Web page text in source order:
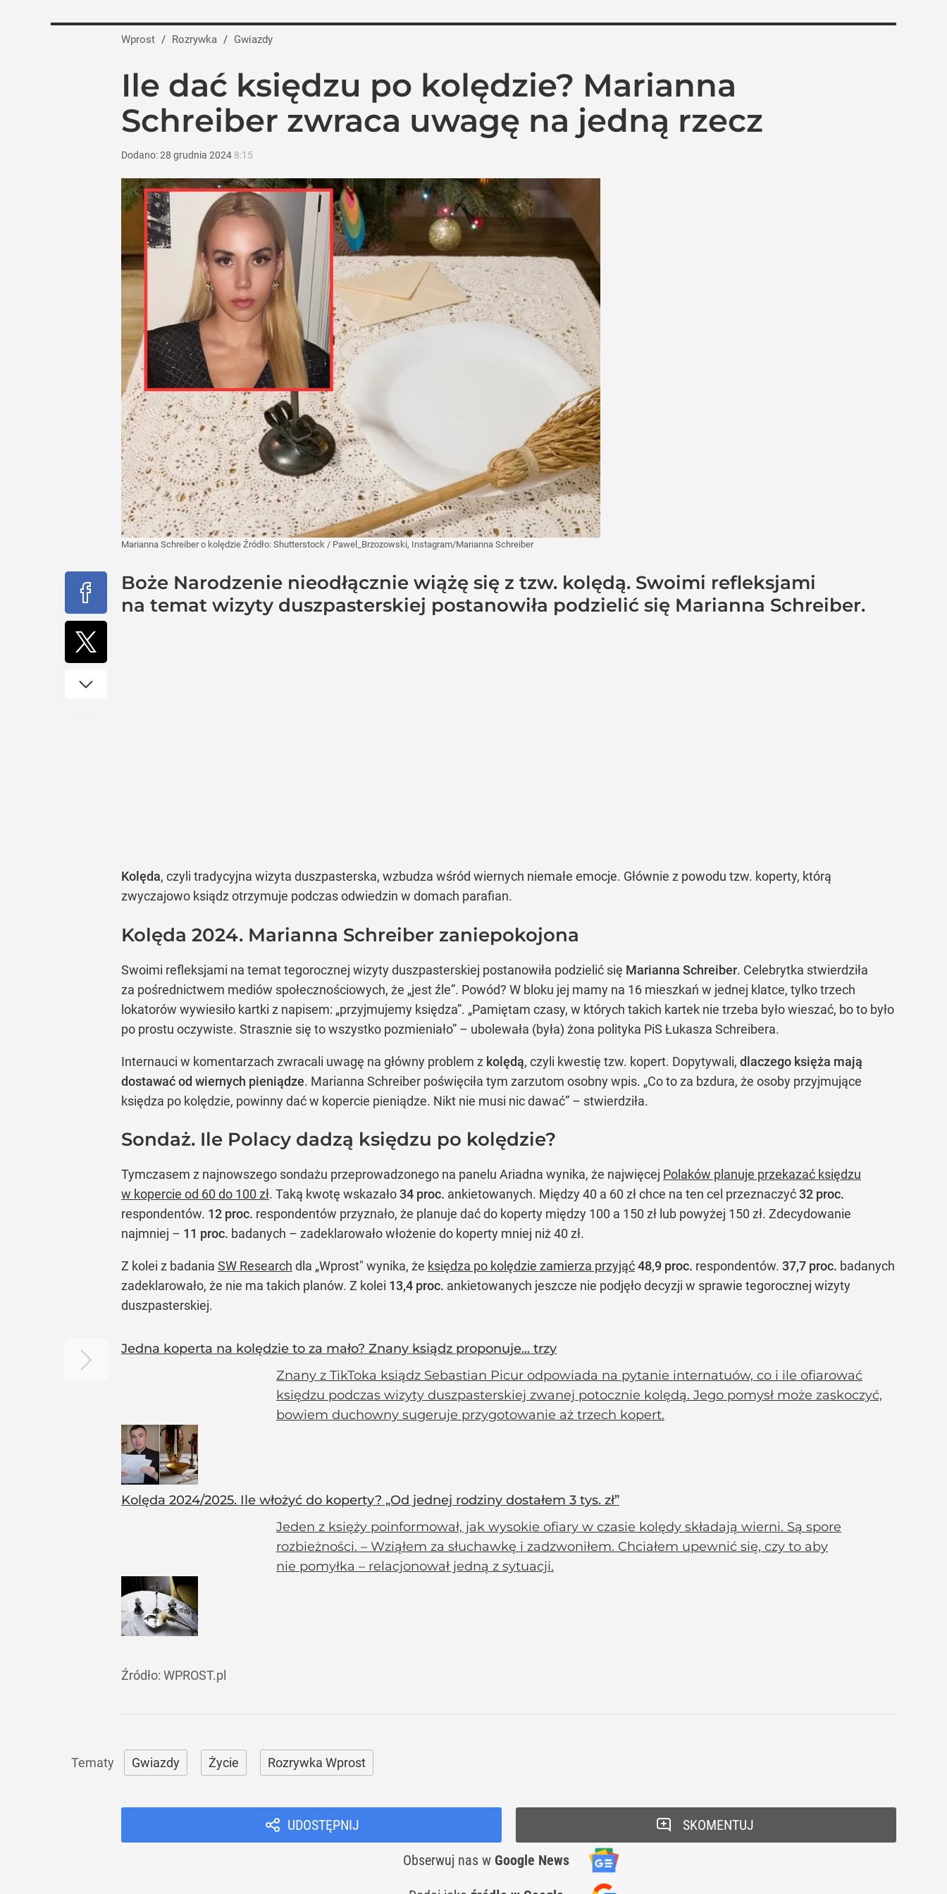
Wprost / Rozrywka / Gwiazdy
Ile dać księdzu po kolędzie? Marianna
Schreiber zwraca uwagę na jedną rzecz
Dodano:28 grudnia 2024 8:15
Marianna Schreiber o kolędzie Źródło: Shutterstock / Pawel_Brzozowski, Instagram/Marianna Schreiber
Boże Narodzenie nieodłącznie wiążę się z tzw. kolędą. Swoimi refleksjami
na temat wizyty duszpasterskiej postanowiła podzielić się Marianna Schreiber.
Kolęda, czyli tradycyjna wizyta duszpasterska, wzbudza wśród wiernych niemałe emocje. Głównie z powodu tzw. koperty, którą
zwyczajowo ksiądz otrzymuje podczas odwiedzin w domach parafian.
Kolęda 2024. Marianna Schreiber zaniepokojona
Swoimi refleksjami na temat tegorocznej wizyty duszpasterskiej postanowiła podzielić się Marianna Schreiber. Celebrytka stwierdziła
za pośrednictwem mediów społecznościowych, że „jest źle”. Powód? W bloku jej mamy na 16 mieszkań w jednej klatce, tylko trzech
lokatorów wywiesiło kartki z napisem: „przyjmujemy księdza”. „Pamiętam czasy, w których takich kartek nie trzeba było wieszać, bo to było
po prostu oczywiste. Strasznie się to wszystko pozmieniało” – ubolewała (była) żona polityka PiS Łukasza Schreibera.
Internauci w komentarzach zwracali uwagę na główny problem z kolędą, czyli kwestię tzw. kopert. Dopytywali, dlaczego księża mają
dostawać od wiernych pieniądze. Marianna Schreiber poświęciła tym zarzutom osobny wpis. „Co to za bzdura, że osoby przyjmujące
księdza po kolędzie, powinny dać w kopercie pieniądze. Nikt nie musi nic dawać” – stwierdziła.
Sondaż. Ile Polacy dadzą księdzu po kolędzie?
Tymczasem z najnowszego sondażu przeprowadzonego na panelu Ariadna wynika, że najwięcej Polaków planuje przekazać księdzu
w kopercie od 60 do 100 zł. Taką kwotę wskazało34 proc. ankietowanych. Między 40 a 60 zł chce na ten cel przeznaczyć32 proc.
respondentów. 12 proc. respondentów przyznało, że planuje dać do koperty między 100 a 150 zł lub powyżej 150 zł. Zdecydowanie
najmniej – 11 proc. badanych – zadeklarowało włożenie do koperty mniej niż 40 zł.
Z kolei z badania SW Research dla „Wprost" wynika, że księdza po kolędzie zamierza przyjąć48,9 proc. respondentów. 37,7 proc. badanych
zadeklarowało, że nie ma takich planów. Z kolei 13,4 proc. ankietowanych jeszcze nie podjęło decyzji w sprawie tegorocznej wizyty
duszpasterskiej.
Jedna koperta na kolędzie to za mało? Znany ksiądz proponuje... trzy
Znany z TikToka ksiądz Sebastian Picur odpowiada na pytanie internatuów, co i ile ofiarować
księdzu podczas wizyty duszpasterskiej zwanej potocznie kolędą. Jego pomysł może zaskoczyć,
bowiem duchowny sugeruje przygotowanie aż trzech kopert.
Kolęda 2024/2025. Ile włożyć do koperty? „Od jednej rodziny dostałem 3 tys. zł”
Jeden z księży poinformował, jak wysokie ofiary w czasie kolędy składają wierni. Są spore
rozbieżności. – Wziąłem za słuchawkę i zadzwoniłem. Chciałem upewnić się, czy to aby
nie pomyłka – relacjonował jedną z sytuacji.
Źródło: WPROST.pl
Gwiazdy Życie Rozrywka Wprost
UDOSTĘPNIJ
Obserwuj nas w Google News
SKOMENTUJ